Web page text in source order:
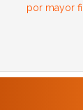
por mayor